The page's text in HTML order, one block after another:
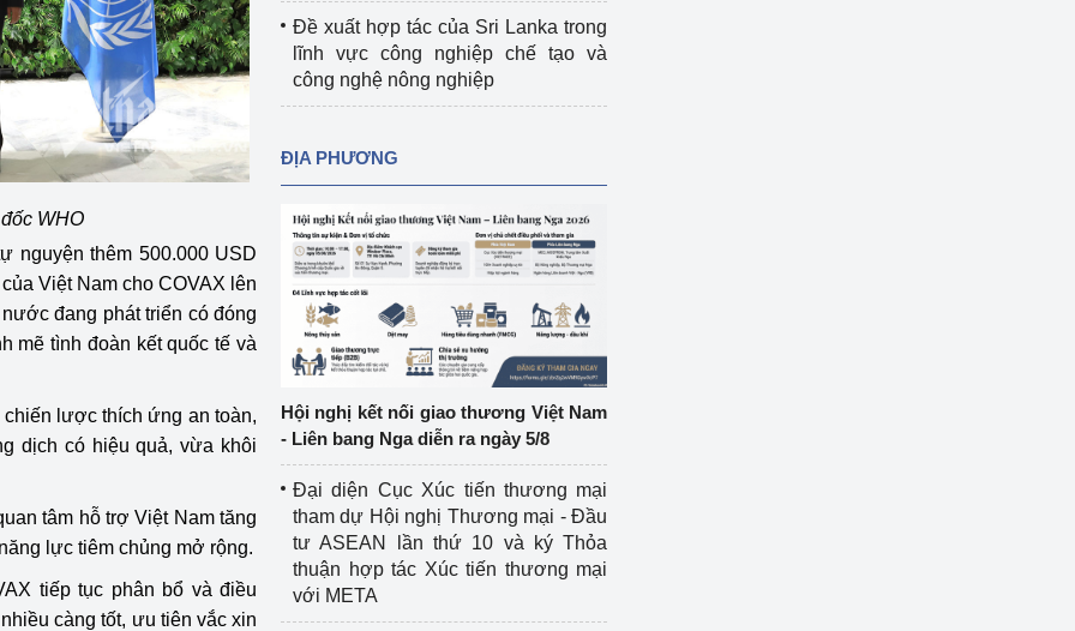
Văn bản về môi trường
Đọc báo giúp bạn
dân
Khu vực miền Bắc
Khu vực miền Trung
Hiệp định EVFTA
Thị trường châu Âu – châu Mỹ
đưa nghị quyết
vào cuộc sống
Công nghiệp nền tảng
Sản xuất công nghiệp
WHO
nguyện thêm 500.000 USD
Việt Nam cho COVAX lên
đang phát triển có đóng
mẽ tình đoàn kết quốc tế và
lược thích ứng an toàn,
dịch có hiệu quả, vừa khôi
tâm hỗ trợ Việt Nam tăng
lực tiêm chủng mở rộng.
tiếp tục phân bổ và điều
càng tốt, ưu tiên vắc xin
Đề xuất hợp tác của Sri Lanka trong
lĩnh vực công nghiệp chế tạo và
công nghệ nông nghiệp
ĐỊA PHƯƠNG
Hội nghị kết nối giao thương Việt Nam
- Liên bang Nga diễn ra ngày 5/8
Đại diện Cục Xúc tiến thương mại
tham dự Hội nghị Thương mại - Đầu
tư ASEAN lần thứ 10 và ký Thỏa
thuận hợp tác Xúc tiến thương mại
với META